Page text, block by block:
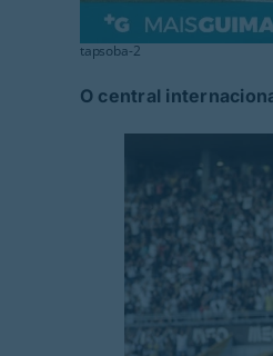
tapsoba-2
O central